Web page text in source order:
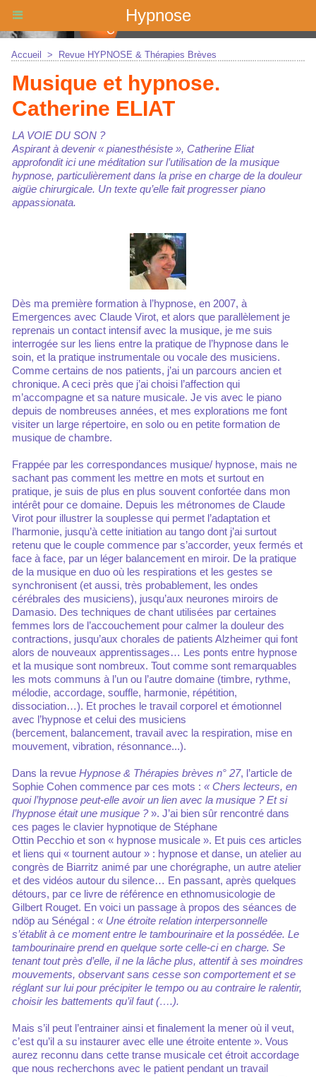
Hypnose
Accueil > Revue HYPNOSE & Thérapies Brèves
Musique et hypnose.
Catherine ELIAT
LA VOIE DU SON ?
Aspirant à devenir « pianesthésiste », Catherine Eliat
approfondit ici une méditation sur l’utilisation de la musique
hypnose, particulièrement dans la prise en charge de la douleur
aigüe chirurgicale. Un texte qu’elle fait progresser piano
appassionata.
Dès ma première formation à l’hypnose, en 2007, à
Emergences avec Claude Virot, et alors que parallèlement je
reprenais un contact intensif avec la musique, je me suis
interrogée sur les liens entre la pratique de l’hypnose dans le
soin, et la pratique instrumentale ou vocale des musiciens.
Comme certains de nos patients, j’ai un parcours ancien et
chronique. A ceci près que j’ai choisi l’affection qui
m’accompagne et sa nature musicale. Je vis avec le piano
depuis de nombreuses années, et mes explorations me font
visiter un large répertoire, en solo ou en petite formation de
musique de chambre.
Frappée par les correspondances musique/ hypnose, mais ne
sachant pas comment les mettre en mots et surtout en
pratique, je suis de plus en plus souvent confortée dans mon
intérêt pour ce domaine. Depuis les métronomes de Claude
Virot pour illustrer la souplesse qui permet l’adaptation et
l’harmonie, jusqu’à cette initiation au tango dont j’ai surtout
retenu que le couple commence par s’accorder, yeux fermés et
face à face, par un léger balancement en miroir. De la pratique
de la musique en duo où les respirations et les gestes se
synchronisent (et aussi, très probablement, les ondes
cérébrales des musiciens), jusqu’aux neurones miroirs de
Damasio. Des techniques de chant utilisées par certaines
femmes lors de l’accouchement pour calmer la douleur des
contractions, jusqu’aux chorales de patients Alzheimer qui font
alors de nouveaux apprentissages… Les ponts entre hypnose
et la musique sont nombreux. Tout comme sont remarquables
les mots communs à l’un ou l’autre domaine (timbre, rythme,
mélodie, accordage, souffle, harmonie, répétition,
dissociation…). Et proches le travail corporel et émotionnel
avec l’hypnose et celui des musiciens
(bercement, balancement, travail avec la respiration, mise en
mouvement, vibration, résonnance...).
Dans la revue Hypnose & Thérapies brèves n° 27, l’article de
Sophie Cohen commence par ces mots : « Chers lecteurs, en
quoi l’hypnose peut-elle avoir un lien avec la musique ? Et si
l’hypnose était une musique ?». J’ai bien sûr rencontré dans
ces pages le clavier hypnotique de Stéphane
Ottin Pecchio et son « hypnose musicale ». Et puis ces articles
et liens qui « tournent autour » : hypnose et danse, un atelier au
congrès de Biarritz animé par une chorégraphe, un autre atelier
et des vidéos autour du silence… En passant, après quelques
détours, par ce livre de référence en ethnomusicologie de
Gilbert Rouget. En voici un passage à propos des séances de
ndöp au Sénégal : « Une étroite relation interpersonnelle
s’établit à ce moment entre le tambourinaire et la possédée. Le
tambourinaire prend en quelque sorte celle-ci en charge. Se
tenant tout près d’elle, il ne la lâche plus, attentif à ses moindres
mouvements, observant sans cesse son comportement et se
réglant sur lui pour précipiter le tempo ou au contraire le ralentir,
choisir les battements qu’il faut (….).
Mais s’il peut l’entrainer ainsi et finalement la mener où il veut,
c’est qu’il a su instaurer avec elle une étroite entente ». Vous
aurez reconnu dans cette transe musicale cet étroit accordage
que nous recherchons avec le patient pendant un travail